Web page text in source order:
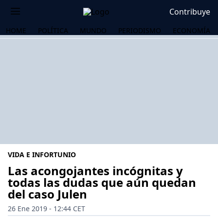
Contribuye
HOME POLÍTICA MUNDO PERIODISMO ECONOMÍA
VIDA E INFORTUNIO
Las acongojantes incógnitas y
todas las dudas que aún quedan
del caso Julen
26 Ene 2019 - 12:44 CET